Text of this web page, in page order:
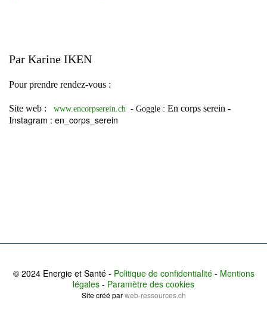
Par Karine IKEN
Pour prendre rendez-vous :
Site web : www.encorpserein.ch - Goggle : En corps serein -
Instagram : en_corps_serein
© 2024 Energie et Santé - Politique de confidentialité- Mentions
légales - Paramètre des cookies
Site créé parweb-ressources.ch